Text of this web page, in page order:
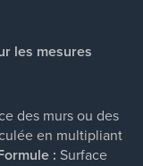
les mesures
des murs ou des
en multipliant
: Surface